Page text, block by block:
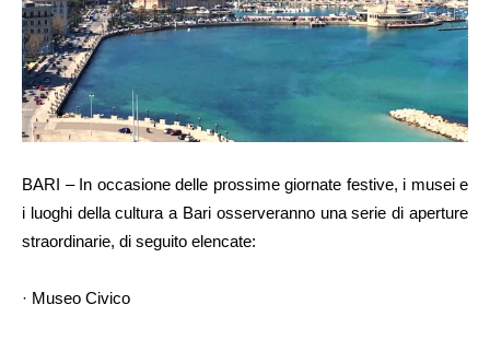
BARI – In occasione delle prossime giornate festive, i musei e
i luoghi della cultura a Bari osserveranno una serie di aperture
straordinarie, di seguito elencate:
· Museo Civico